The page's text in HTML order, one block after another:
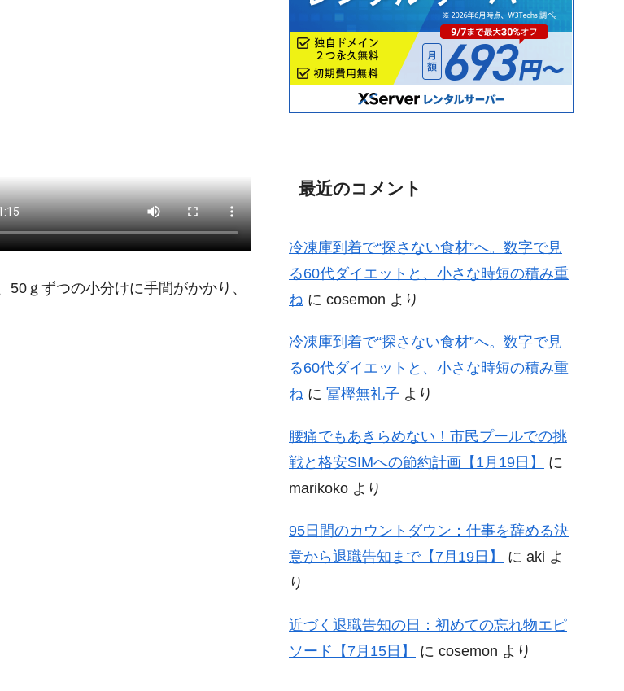
ｇずつの小分けに手間がかかり、
最近のコメント
冷凍庫到着で“探さない食材”へ。数字で見
る60代ダイエットと、小さな時短の積み重
ね に cosemon より
冷凍庫到着で“探さない食材”へ。数字で見
る60代ダイエットと、小さな時短の積み重
ね に 冨樫無礼子 より
腰痛でもあきらめない！市民プールでの挑
戦と格安SIMへの節約計画【1月19日】
に
marikoko より
95日間のカウントダウン：仕事を辞める決
意から退職告知まで【7月19日】
に aki よ
り
近づく退職告知の日：初めての忘れ物エピ
ソード【7月15日】
に cosemon より